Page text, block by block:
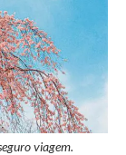
viagem.